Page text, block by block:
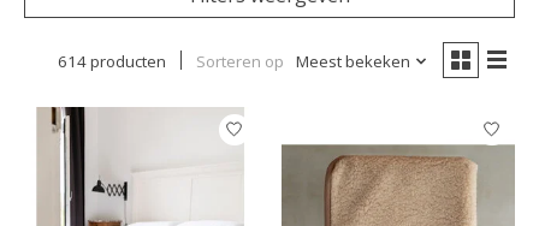
614 producten Sorteren op Meest bekeken